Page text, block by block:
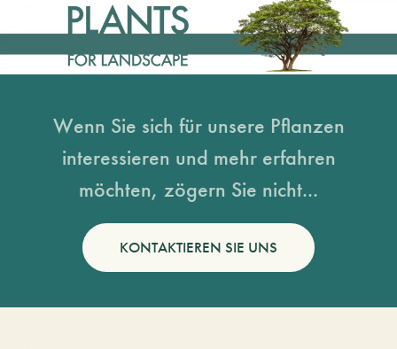
Wenn Sie sich für unsere Pflanzen
interessieren und mehr erfahren
möchten, zögern Sie nicht...
KONTAKTIEREN SIE UNS